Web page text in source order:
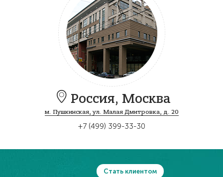
Россия, Москва
м. Пушкинская, ул. Малая Дмитровка, д. 20
+7 (499) 399-33-30
Стать клиентом